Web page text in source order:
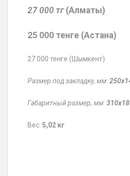
27 000 тг(Алматы)
25 000 тенге (Астана)
27 000 тенге (Шымкент)
Размер под закладку, мм:
Габаритный размер, мм:
Вес: 5,02 кг